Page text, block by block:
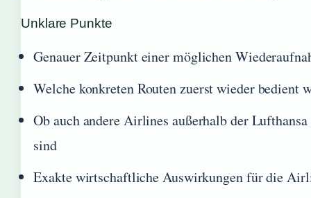
Unklare Punkte
Genauer Zeitpunkt einer möglichen
Welche konkreten Routen zuerst wieder bedient
Ob auch andere Airlines außerhalb der
sind
Exakte wirtschaftliche Auswirkungen für die